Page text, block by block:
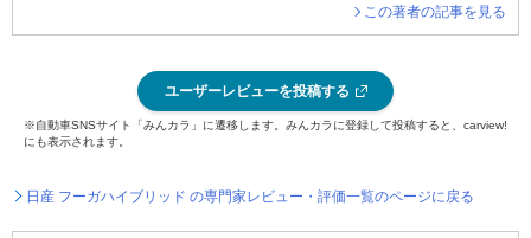
この著者の記事を見る
ユーザーレビューを投稿する
※自動車SNSサイト「みんカラ」に遷移します。みんカラに登録して投稿すると、carview!
にも表示されます。
日産 フーガハイブリッド の専門家レビュー・評価一覧のページに戻る